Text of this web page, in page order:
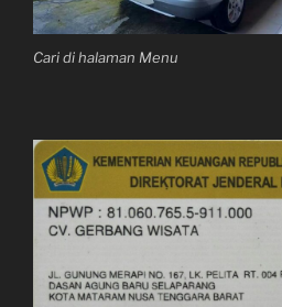
Cari di halaman Menu